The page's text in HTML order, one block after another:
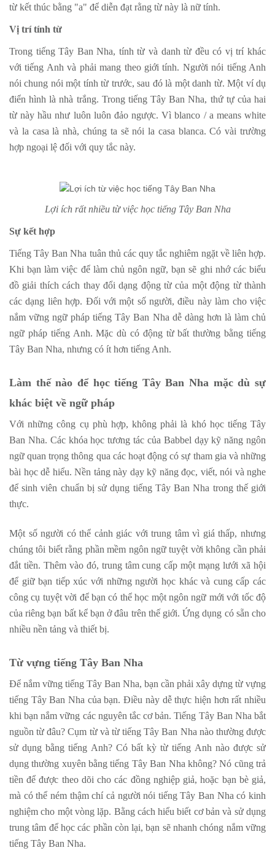
từ kết thúc bằng "a" để diễn đạt rằng từ này là nữ tính.
Vị trí tính từ​
Trong tiếng Tây Ban Nha, tính từ và danh từ đều có vị trí khác
với tiếng Anh và phải mang theo giới tính. Người nói tiếng Anh
nói chung nói một tính từ trước, sau đó là một danh từ. Một ví dụ
điển hình là nhà trắng. Trong tiếng Tây Ban Nha, thứ tự của hai
từ này hầu như luôn luôn đảo ngược. Vì blanco / a means white
và la casa là nhà, chúng ta sẽ nói la casa blanca. Có vài trường
hợp ngoại lệ đối với quy tắc này.
Lợi ích rất nhiều từ việc học tiếng Tây Ban Nha
Sự kết hợp
Tiếng Tây Ban Nha tuân thủ các quy tắc nghiêm ngặt về liên hợp.
Khi bạn làm việc để làm chủ ngôn ngữ, bạn sẽ ghi nhớ các biểu
đồ giải thích cách thay đổi dạng động từ của một động từ thành
các dạng liên hợp. Đối với một số người, điều này làm cho việc
nắm vững ngữ pháp tiếng Tây Ban Nha dễ dàng hơn là làm chủ
ngữ pháp tiếng Anh. Mặc dù có động từ bất thường bằng tiếng
Tây Ban Nha, nhưng có ít hơn tiếng Anh.
Làm thế nào để học tiếng Tây Ban Nha mặc dù sự
khác biệt về ngữ pháp
Với những công cụ phù hợp, không phải là khó học tiếng Tây
Ban Nha. Các khóa học tương tác của Babbel dạy kỹ năng ngôn
ngữ quan trọng thông qua các hoạt động có sự tham gia và những
bài học dễ hiểu. Nền tảng này dạy kỹ năng đọc, viết, nói và nghe
để sinh viên chuẩn bị sử dụng tiếng Tây Ban Nha trong thế giới
thực.
Một số người có thể cảnh giác với trung tâm vì giá thấp, nhưng
chúng tôi biết rằng phần mềm ngôn ngữ tuyệt vời không cần phải
đắt tiền. Thêm vào đó, trung tâm cung cấp một mạng lưới xã hội
để giữ bạn tiếp xúc với những người học khác và cung cấp các
công cụ tuyệt vời để bạn có thể học một ngôn ngữ mới với tốc độ
của riêng bạn bất kể bạn ở đâu trên thế giới. Ứng dụng có sẵn cho
nhiều nền tảng và thiết bị.
Từ vựng tiếng Tây Ban Nha
Để nắm vững tiếng Tây Ban Nha, bạn cần phải xây dựng từ vựng
tiếng Tây Ban Nha của bạn. Điều này dễ thực hiện hơn rất nhiều
khi bạn nắm vững các nguyên tắc cơ bản. Tiếng Tây Ban Nha bắt
nguồn từ đâu? Cụm từ và từ tiếng Tây Ban Nha nào thường được
sử dụng bằng tiếng Anh? Có bất kỳ từ tiếng Anh nào được sử
dụng thường xuyên bằng tiếng Tây Ban Nha không? Nó cũng trả
tiền để được theo dõi cho các đồng nghiệp giả, hoặc bạn bè giả,
mà có thể ném thậm chí cả người nói tiếng Tây Ban Nha có kinh
nghiệm cho một vòng lặp. Bằng cách hiểu biết cơ bản và sử dụng
trung tâm để học các phần còn lại, bạn sẽ nhanh chóng nắm vững
tiếng Tây Ban Nha.